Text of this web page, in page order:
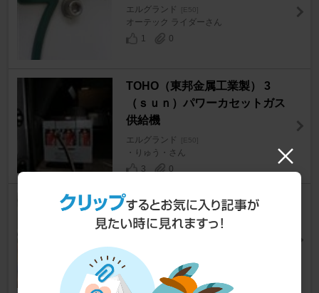
エルグランド [E50]
オーテック ライダーさん
1
0
TOHO（東邦金属工業製） 3
（ｓｕｎ）パワーカセットガス
供給機
エルグランド [E50]
・りゅう・さん
3
0
クスコ（CUSCO) スタビライザ
ー フロント＆リア
日産魂さん
3